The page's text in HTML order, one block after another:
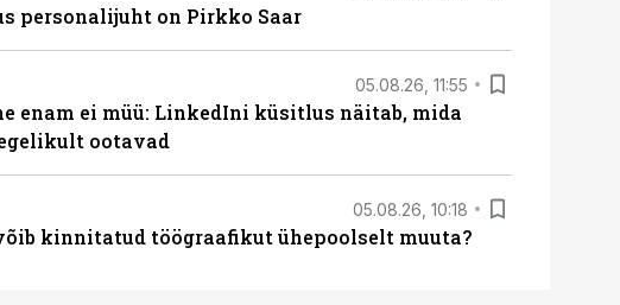
personalijuht on Pirkko Saar
05.08.26, 11:55
enam ei müü: LinkedIni küsitlus näitab, mida
ootavad
05.08.26, 10:18
kinnitatud töögraafikut ühepoolselt muuta?